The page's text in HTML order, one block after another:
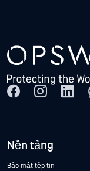
Nền tảng
Bảo mật tệp tin